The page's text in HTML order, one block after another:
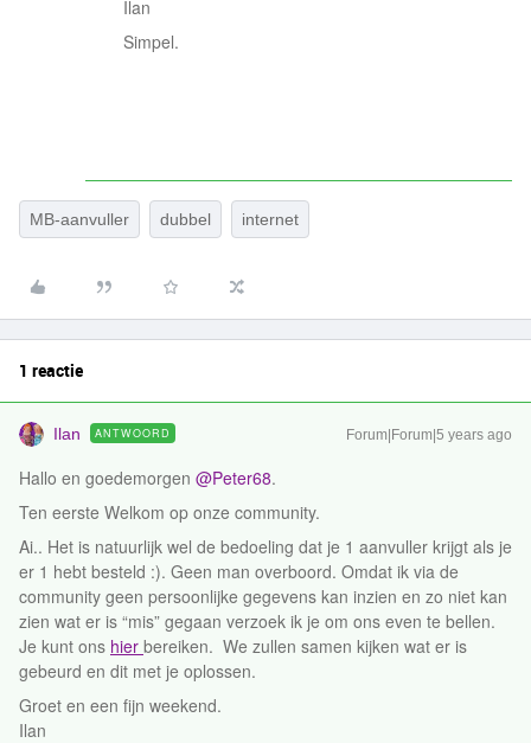
Ilan
Simpel.
MB-aanvuller dubbel internet
1 reactie
Ilan ANTWOORD Forum|Forum|5 years ago
Hallo en goedemorgen @Peter68.
Ten eerste Welkom op onze community.
Ai.. Het is natuurlijk wel de bedoeling dat je 1 aanvuller krijgt als je
er 1 hebt besteld :). Geen man overboord. Omdat ik via de
community geen persoonlijke gegevens kan inzien en zo niet kan
zien wat er is “mis” gegaan verzoek ik je om ons even te bellen.
Je kunt ons hier bereiken. We zullen samen kijken wat er is
gebeurd en dit met je oplossen.
Groet en een fijn weekend.
Ilan